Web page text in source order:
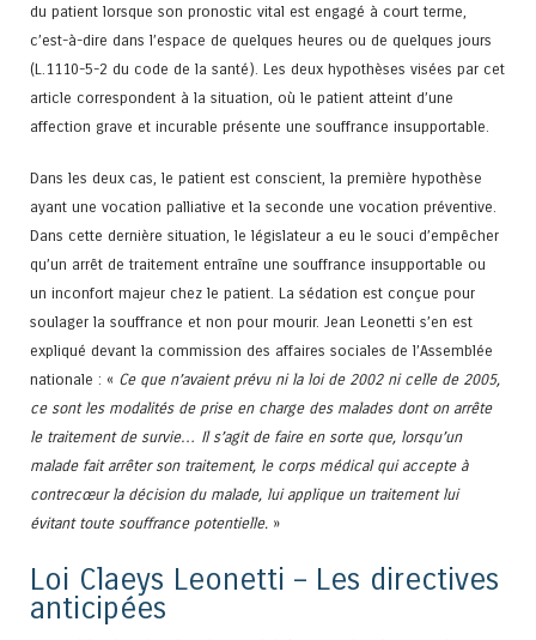
du patient lorsque son pronostic vital est engagé à court terme,
c’est-à-dire dans l’espace de quelques heures ou de quelques jours
(L.1110-5-2 du code de la santé). Les deux hypothèses visées par cet
article correspondent à la situation, où le patient atteint d’une
affection grave et incurable présente une souffrance insupportable.
Dans les deux cas, le patient est conscient, la première hypothèse
ayant une vocation palliative et la seconde une vocation préventive.
Dans cette dernière situation, le législateur a eu le souci d’empêcher
qu’un arrêt de traitement entraîne une souffrance insupportable ou
un inconfort majeur chez le patient. La sédation est conçue pour
soulager la souffrance et non pour mourir. Jean Leonetti s’en est
expliqué devant la commission des affaires sociales de l’Assemblée
nationale : « Ce que n’avaient prévu ni la loi de 2002 ni celle de 2005,
ce sont les modalités de prise en charge des malades dont on arrête
le traitement de survie… Il s’agit de faire en sorte que, lorsqu’un
malade fait arrêter son traitement, le corps médical qui accepte à
contrecœur la décision du malade, lui applique un traitement lui
évitant toute souffrance potentielle. »
Loi Claeys Leonetti – Les directives
anticipées